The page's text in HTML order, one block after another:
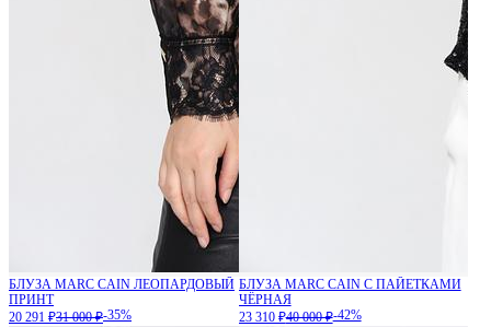
БЛУЗА MARC CAIN ЛЕОПАРДОВЫЙ
ПРИНТ
20 291 ₽31 000 ₽-35%
БЛУЗА MARC CAIN С ПАЙЕТКАМИ
ЧЁРНАЯ
23 310 ₽40 000 ₽-42%